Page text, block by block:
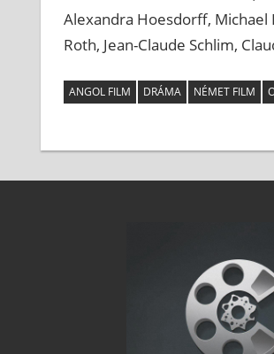
Alexandra Hoesdorff, Michael
Roth, Jean-Claude Schlim,
ANGOL FILM DRÁMA NÉMET FILM